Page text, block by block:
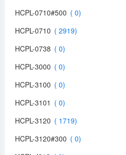
HCPL-0710#500
HCPL-0710
HCPL-0738
HCPL-3000
HCPL-3100
HCPL-3101
HCPL-3120
HCPL-3120#300